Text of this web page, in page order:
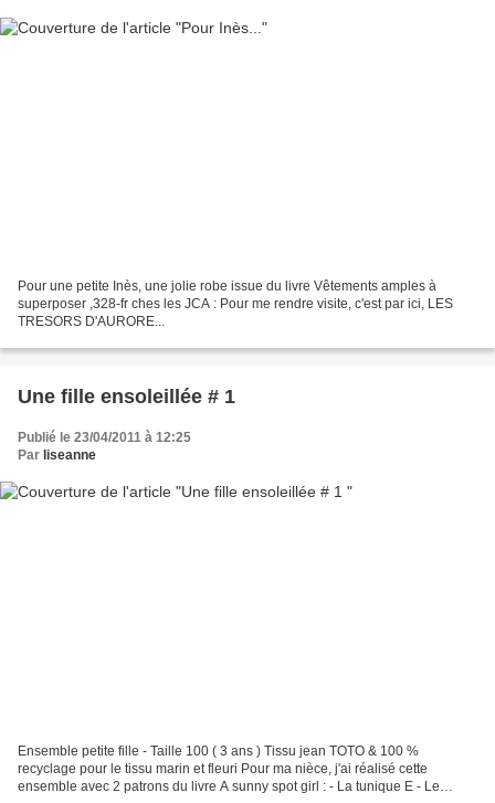
Pour une petite Inès, une jolie robe issue du livre Vêtements amples à
superposer ,328-fr ches les JCA : Pour me rendre visite, c'est par ici, LES
TRESORS D'AURORE...
Une fille ensoleillée # 1
Publié le 23/04/2011 à 12:25
Par liseanne
Ensemble petite fille - Taille 100 ( 3 ans ) Tissu jean TOTO & 100 %
recyclage pour le tissu marin et fleuri Pour ma nièce, j'ai réalisé cette
ensemble avec 2 patrons du livre A sunny spot girl : - La tunique E - Le